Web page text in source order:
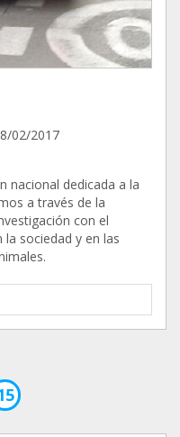
02/2017
nacional dedicada a la
a través de la
con el
sociedad y en las